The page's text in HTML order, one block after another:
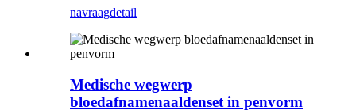
navraagdetail
Medische wegwerp
bloedafnamenaaldenset in penvorm